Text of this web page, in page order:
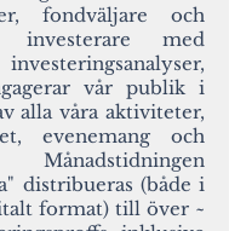
fondväljare och
investerare med
vår publik i
alla våra aktiviteter,
evenemang och
distribueras (både i
format) till över ~